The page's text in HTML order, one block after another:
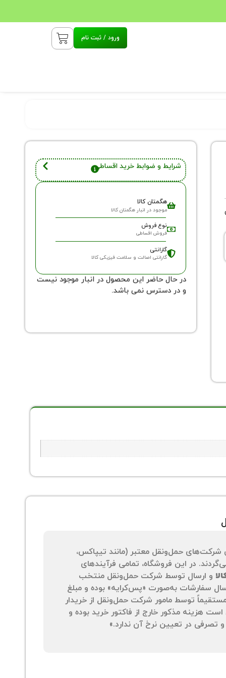
ورود / ثبت نام
شرایط و ضوابط خرید اقساطی
هگمتان کالا
موجود در انبار هگمتان کالا
نوع فروش
فروش اقساطی
گارانتی
گارانتی اصالت و سلامت فیزیکی کالا
در حال حاضر این محصول در انبار موجود نیست
و در دسترس نمی باشد.
شرکت‌های حمل‌ونقل معتبر (مانند تیپاکس،
در این فروشگاه، تمامی فرآیندهای
و ارسال توسط شرکت حمل‌ونقل منتخب
سفارشات به‌صورت «پس‌کرایه» بوده و مبلغ
توسط مامور شرکت حمل‌ونقل از خریدار
هزینه مذکور خارج از فاکتور خرید بوده و
تصرفی در تعیین نرخ آن ندارد.»